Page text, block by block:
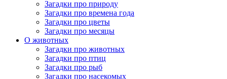
Загадки про природу
Загадки про времена года
Загадки про цветы
Загадки про месяцы
О животных
Загадки про животных
Загадки про птиц
Загадки про рыб
Загадки про насекомых